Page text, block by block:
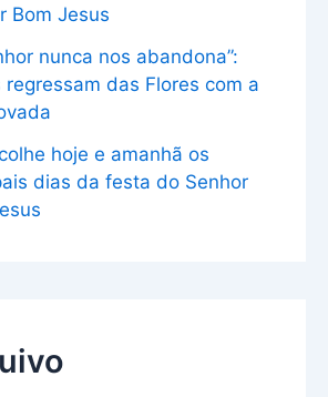
Bom Jesus
nunca nos abandona”:
regressam das Flores com a
hoje e amanhã os
dias da festa do Senhor